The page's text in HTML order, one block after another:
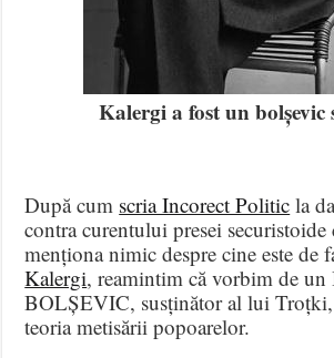
Kalergi a fost un bolșevic
După cum scria Incorect Politic la
contra curentului presei securistoide
menționa nimic despre cine este de
Kalergi, reamintim că vorbim de
BOLȘEVIC, susținător al lui Troțki,
teoria metisării popoarelor.